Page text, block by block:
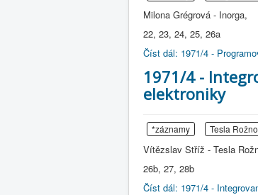
Milona Grégrová - Inorga,
22, 23, 24, 25, 26a
Číst dál: 1971/4 -
1971/4 -
elektroniky
*záznamy Tesla
Vítězslav Stříž - Tesla
26b, 27, 28b
Číst dál: 1971/4 -